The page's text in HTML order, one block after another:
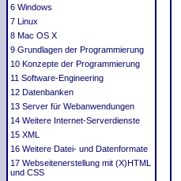
6 Windows
7 Linux
8 Mac OS X
9 Grundlagen der Programmierung
10 Konzepte der Programmierung
11 Software-Engineering
12 Datenbanken
13 Server für Webanwendungen
14 Weitere Internet-Serverdienste
15 XML
16 Weitere Datei- und Datenformate
17 Webseitenerstellung mit (X)HTML
und CSS